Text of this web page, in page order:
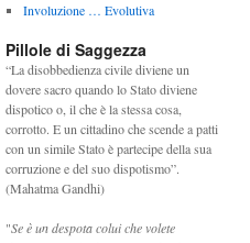
Involuzione … Evolutiva
Pillole di Saggezza
“La disobbedienza civile diviene un
dovere sacro quando lo Stato diviene
dispotico o, il che è la stessa cosa,
corrotto. E un cittadino che scende a patti
con un simile Stato è partecipe della sua
corruzione e del suo dispotismo”.
(Mahatma Gandhi)
"Se è un despota colui che volete